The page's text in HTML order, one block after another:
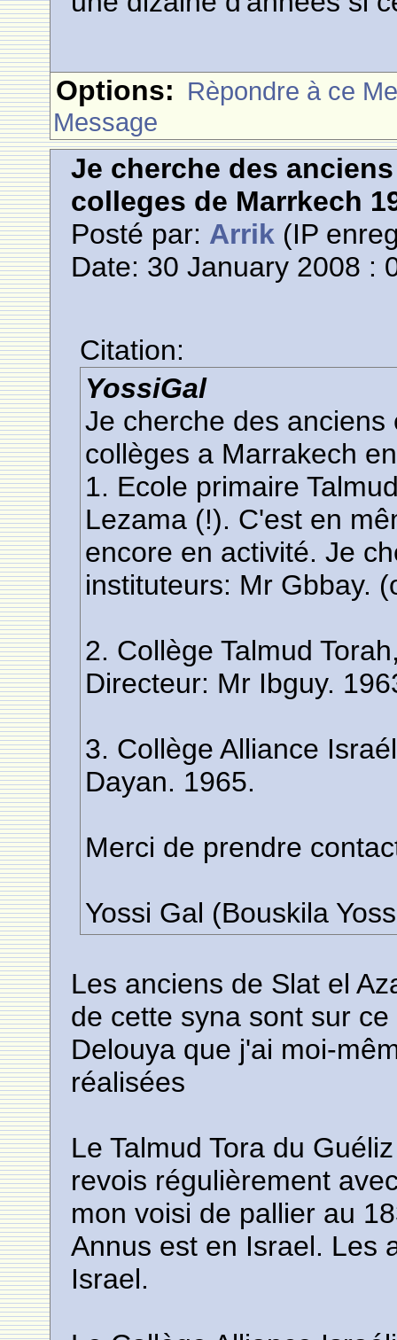
Options: Rèpondre à ce
Message
Je cherche des
colleges de Marrkech
Posté par: Arrik (IP
Date: 30 January 2008 :
Citation:
YossiGal
Je cherche des
collèges a Marrakech
1. Ecole primaire
Lezama (!). C'est en
encore en activité. Je
instituteurs: Mr Gbbay.
2. Collège Talmud
Directeur: Mr Ibguy.
3. Collège Alliance
Dayan. 1965.
Merci de prendre
Yossi Gal (Bouskila
Les anciens de Slat el
de cette syna sont sur
Delouya que j'ai moi-
réalisées
Le Talmud Tora du
revois régulièrement
mon voisi de pallier au
Annus est en Israel. Les
Israel.